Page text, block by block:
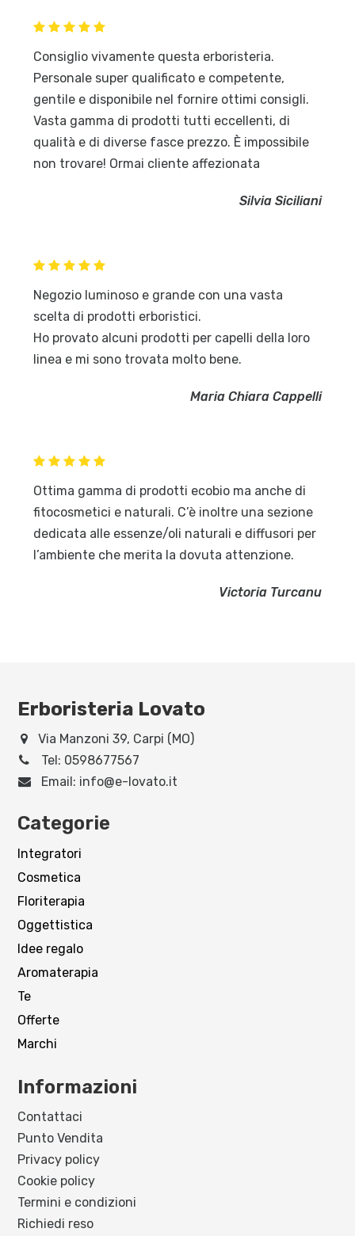
Consiglio vivamente questa erboristeria.
Personale super qualificato e competente,
gentile e disponibile nel fornire ottimi consigli.
Vasta gamma di prodotti tutti eccellenti, di
qualità e di diverse fasce prezzo. È impossibile
non trovare! Ormai cliente affezionata
Silvia Siciliani
Negozio luminoso e grande con una vasta
scelta di prodotti erboristici.
Ho provato alcuni prodotti per capelli della loro
linea e mi sono trovata molto bene.
Maria Chiara Cappelli
Ottima gamma di prodotti ecobio ma anche di
fitocosmetici e naturali. C’è inoltre una sezione
dedicata alle essenze/oli naturali e diffusori per
l’ambiente che merita la dovuta attenzione.
Victoria Turcanu
Erboristeria Lovato
Via Manzoni 39, Carpi (MO)
Tel: 0598677567
Email: info@e-lovato.it
Categorie
Integratori
Cosmetica
Floriterapia
Oggettistica
Idee regalo
Aromaterapia
Te
Offerte
Marchi
Informazioni
Contattaci
Punto Vendita
Privacy policy
Cookie policy
Termini e condizioni
Richiedi reso